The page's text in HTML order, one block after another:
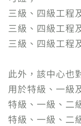
三級、四級工程
三級、四級工程
三級、四級工程
此外，該中心也
用於特級、一級
特級、一級、二
特級、一級、二